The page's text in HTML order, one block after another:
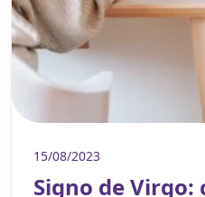
15/08/2023
Signo de